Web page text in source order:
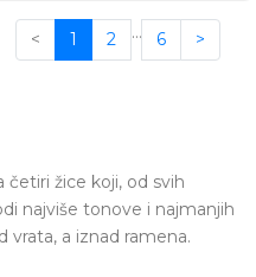
< 1 2 … 6 >
žice koji, od svih
najviše tonove i najmanjih
vrata, a iznad ramena.
gudalo preko žica. Prsti